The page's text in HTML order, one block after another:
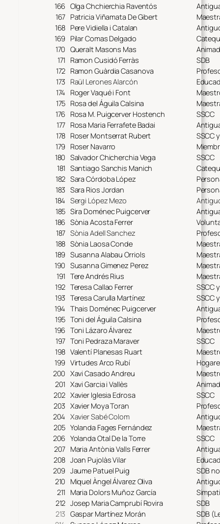
166 Olga Chchierchia Raventós
167 Patricia Viñamata De Gibert
168 Pere Vidiella i Catalan
169 Pilar Comas Delgado
170 Queralt Masons Mas
171 Ramon Cusidó Ferràs
SDB
172 Ramon Guàrdia Casanova
173 Raül Lerones Alarcón
174 Roger Vaqué i Font
175 Rosa del Águila Calsina
176 Rosa M. Puigcerver Hostench
SSCC
177 Rosa Maria Ferrafete Badai
178 Roser Montserrat Rubert
SSCC
179 Roser Navarro
180 Salvador Chicherchia Vega
SSCC
181 Santiago Sanchis Manich
182 Sara Córdoba López
183 Sara Rios Jordan
184 Sergi López Mezo
185 Sira Doménec Puigcerver
186 Sònia Acosta Ferrer
187 Sònia Adell Sanchez
188 Sònia Laosa Conde
189 Susanna Alabau Orriols
190 Susanna Gimenez Perez
191 Tere Andrés Rius
192 Teresa Callao Ferrer
SSCC
193 Teresa Carulla Martínez
SSCC
194 Thais Doménec Puigcerver
195 Toni del Águila Calsina
196 Toni Lázaro Álvarez
197 Toni Pedraza Maraver
SSCC
198 Valentí Planesas Ruart
199 Virtudes Arco Rubí
200 Xavi Casado Andreu
201 Xavi Garcia i Vallès
202 Xavier Iglesia Edrosa
SSCC
203 Xavier Moya Toran
204 Xavier Sabé Colom
205 Yolanda Fages Fernández
206 Yolanda Otal De la Torre
SSCC
207 Maria Antònia Valls Ferrer
208 Joan Pujolàs Vilar
209 Jaume Patuel Puig
SDB
210 Miquel Àngel Álvarez Oliva
211 Maria Dolors Muñoz García
212 Josep Maria Camprubí Rovira
SDB
213 Gaspar Martínez Morán
SDB